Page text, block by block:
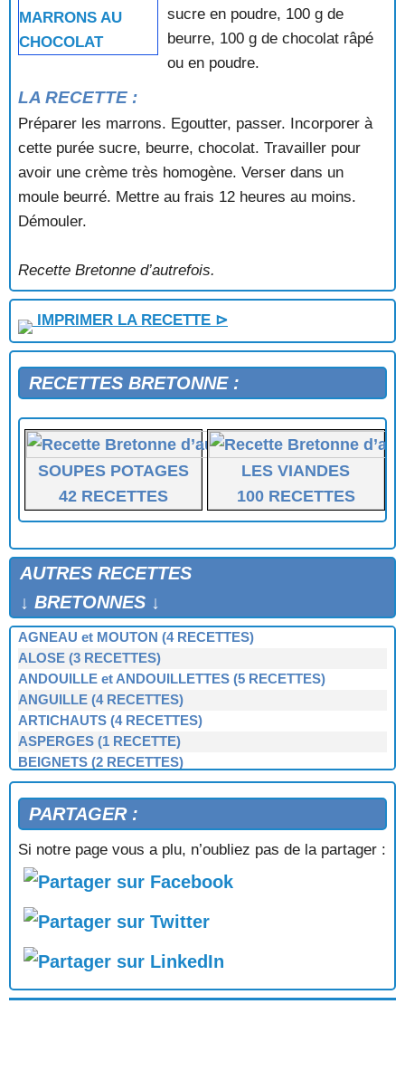
POMMES EN COCOTTE (Pays nantais)
POMMES MAM-GOZ (Cornouaille)
PUNS AR GARANTEZ AUX FRAISES
sucre en poudre, 100 g de
beurre, 100 g de chocolat râpé
ou en poudre.
LA RECETTE :
Préparer les marrons. Egoutter, passer. Incorporer à
cette purée sucre, beurre, chocolat. Travailler pour
avoir une crème très homogène. Verser dans un
moule beurré. Mettre au frais 12 heures au moins.
Démouler.
Recette Bretonne d’autrefois.
IMPRIMER LA RECETTE ⊳
RECETTES BRETONNE :
SOUPES POTAGES
42 RECETTES
LES VIANDES
100 RECETTES
AUTRES RECETTES
↓ BRETONNES ↓
AGNEAU et MOUTON (4 RECETTES)
ALOSE (3 RECETTES)
ANDOUILLE et ANDOUILLETTES (5 RECETTES)
ANGUILLE (4 RECETTES)
ARTICHAUTS (4 RECETTES)
ASPERGES (1 RECETTE)
BEIGNETS (2 RECETTES)
BERNIQUE, PATELLE, BERNICLE (4 RECETTES)
BIGORNEAUX (1 RECETTE)
BIGUENÉE (1 RECETTE)
BOEUF (3 RECETTES)
BOUDIN NOIR et BLANC (3 RECETTES)
BOUILLIES (2 RECETTES)
BROCOLIS, CHOUX-VERTS (3 RECETTES)
BULOTS, BUCCINS (2 RECETTES)
CAILLETTES (1 RECETTE)
CAKE BRETON (1 RECETTE)
CARAMEL BEURRE SALÉ (1 RECETTE)
PARTAGER :
Si notre page vous a plu, n’oubliez pas de la partager :